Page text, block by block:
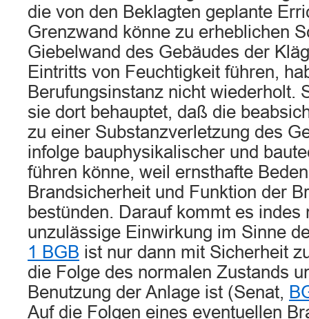
die von den Beklagten geplante
Grenzwand könne zu erheblichen
Giebelwand des Gebäudes der
Eintritts von Feuchtigkeit führen,
Berufungsinstanz nicht wiederholt.
sie dort behauptet, daß die
zu einer Substanzverletzung des
infolge bauphysikalischer und
führen könne, weil ernsthafte
Brandsicherheit und Funktion der
bestünden. Darauf kommt es indes
unzulässige Einwirkung im Sinne
1 BGB ist nur dann mit Sicherheit
die Folge des normalen Zustands
Benutzung der Anlage ist (Senat,
Auf die Folgen eines eventuellen